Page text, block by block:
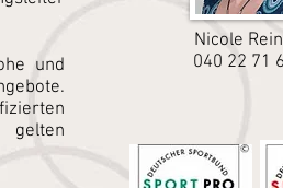
und
Nicole
040 22 71